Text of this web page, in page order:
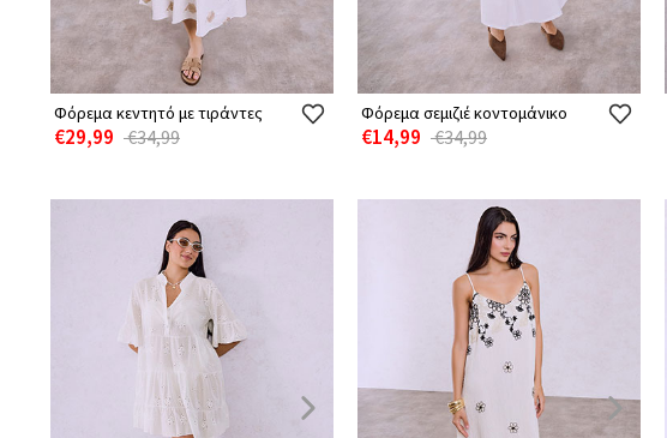
Φόρεμα κεντητό με τιράντες
€29,99 €34,99
Φόρεμα σεμιζιέ κοντομάνικο
€14,99 €34,99